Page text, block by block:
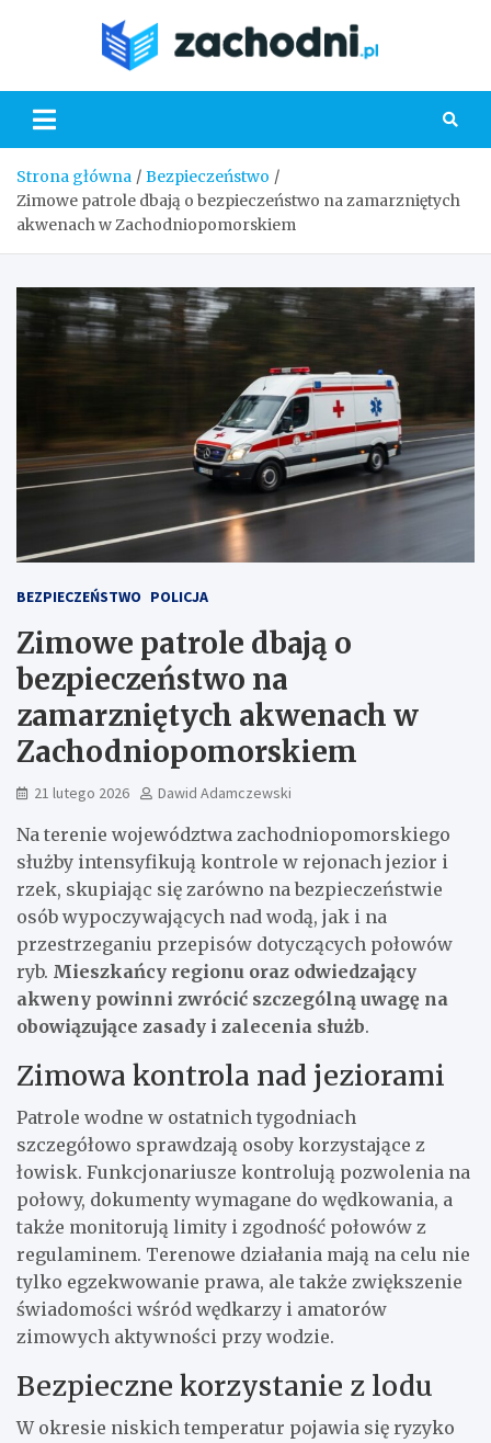
Strona główna
Bezpieczeństwo
Zimowe patrole dbają o bezpieczeństwo na zamarzniętych
akwenach w Zachodniopomorskiem
BEZPIECZEŃSTWO POLICJA
Zimowe patrole dbają o
bezpieczeństwo na
zamarzniętych akwenach w
Zachodniopomorskiem
21 lutego 2026 Dawid Adamczewski
Na terenie województwa zachodniopomorskiego
służby intensyfikują kontrole w rejonach jezior i
rzek, skupiając się zarówno na bezpieczeństwie
osób wypoczywających nad wodą, jak i na
przestrzeganiu przepisów dotyczących połowów
ryb. Mieszkańcy regionu oraz odwiedzający
akweny powinni zwrócić szczególną uwagę na
obowiązujące zasady i zalecenia służb.
Zimowa kontrola nad jeziorami
Patrole wodne w ostatnich tygodniach
szczegółowo sprawdzają osoby korzystające z
łowisk. Funkcjonariusze kontrolują pozwolenia na
połowy, dokumenty wymagane do wędkowania, a
także monitorują limity i zgodność połowów z
regulaminem. Terenowe działania mają na celu nie
tylko egzekwowanie prawa, ale także zwiększenie
świadomości wśród wędkarzy i amatorów
zimowych aktywności przy wodzie.
Bezpieczne korzystanie z lodu
W okresie niskich temperatur pojawia się ryzyko